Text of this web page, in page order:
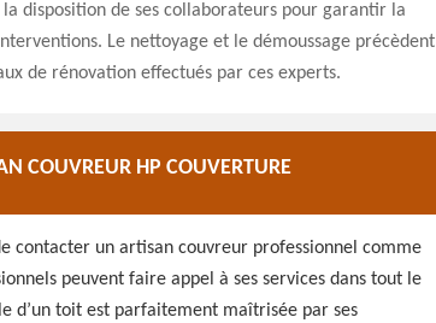
la disposition de ses collaborateurs pour garantir la
Le nettoyage et le démoussage précèdent
de rénovation effectués par ces experts.
COUVREUR HP COUVERTURE
contacter un artisan couvreur professionnel comme
peuvent faire appel à ses services dans tout le
d’un toit est parfaitement maîtrisée par ses